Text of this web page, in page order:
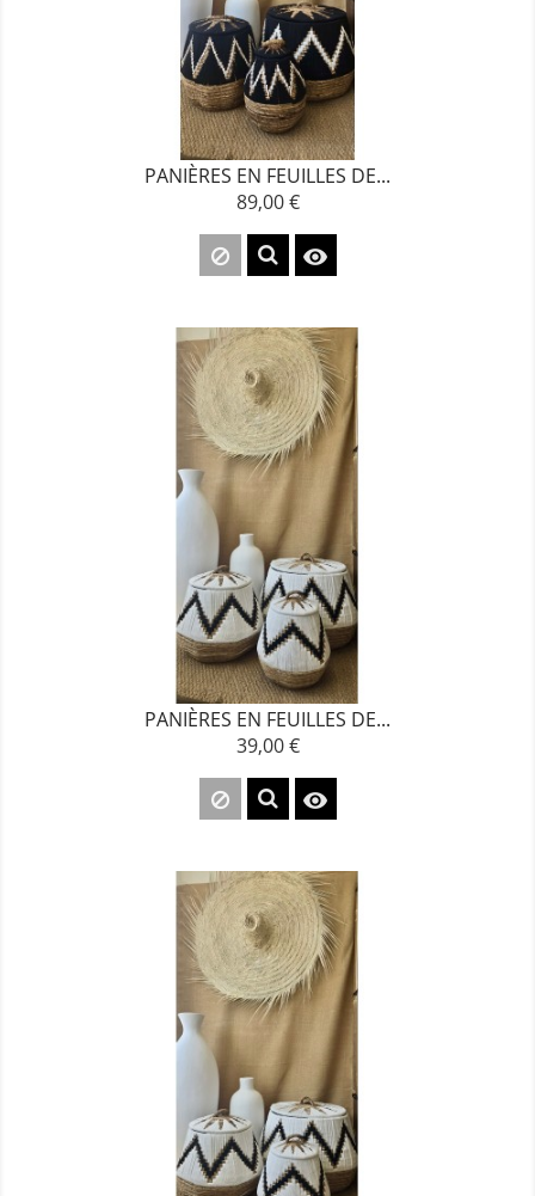
PANIÈRES EN FEUILLES DE...
Prix
89,00 €

PANIÈRES EN FEUILLES DE...
Prix
39,00 €
